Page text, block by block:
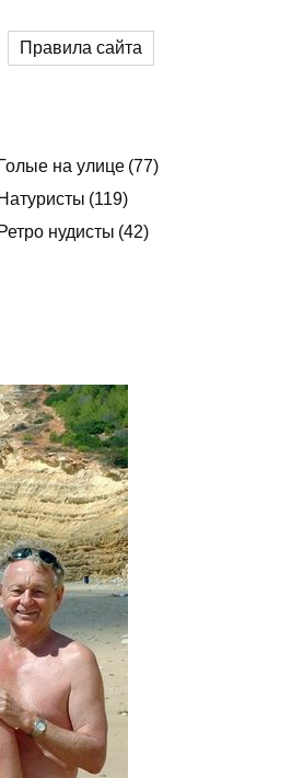
Правила сайта
Голые на улице 77
Натуристы 119
Ретро нудисты 42